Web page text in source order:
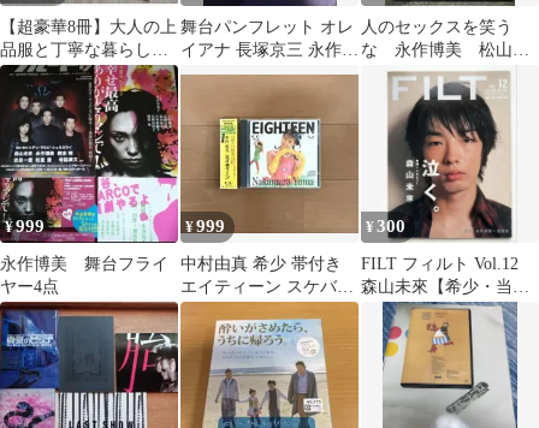
【超豪華8冊】大人の上
品服と丁寧な暮らしの
お手本セット／リンネ
ル・おしゃれ手帖
舞台パンフレット オレ
イアナ 長塚京三 永作博
美
人のセックスを笑う
な 永作博美 松山ケ
ンイチ 蒼井優 浮
気 不倫 DVD
¥999
永作博美 舞台フライ
ヤー4点
¥999
中村由真 希少 帯付き
エイティーン スケバン
刑事 水に落ちたヴァイ
オレット
¥300
FILT フィルト Vol.12
森山未來【希少・当時
物】加瀬亮 永作博美 乙